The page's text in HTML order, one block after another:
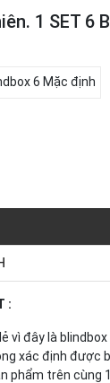
1 SET 6
6 Mặc định
:
vì đây là
xác định được
phẩm trên cùng